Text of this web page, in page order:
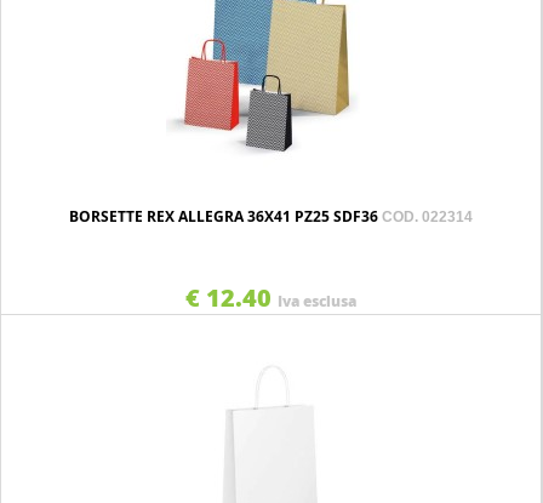
BORSETTE REX ALLEGRA 36X41 PZ25 SDF36 COD. 022314
€ 12.40 Iva esclusa